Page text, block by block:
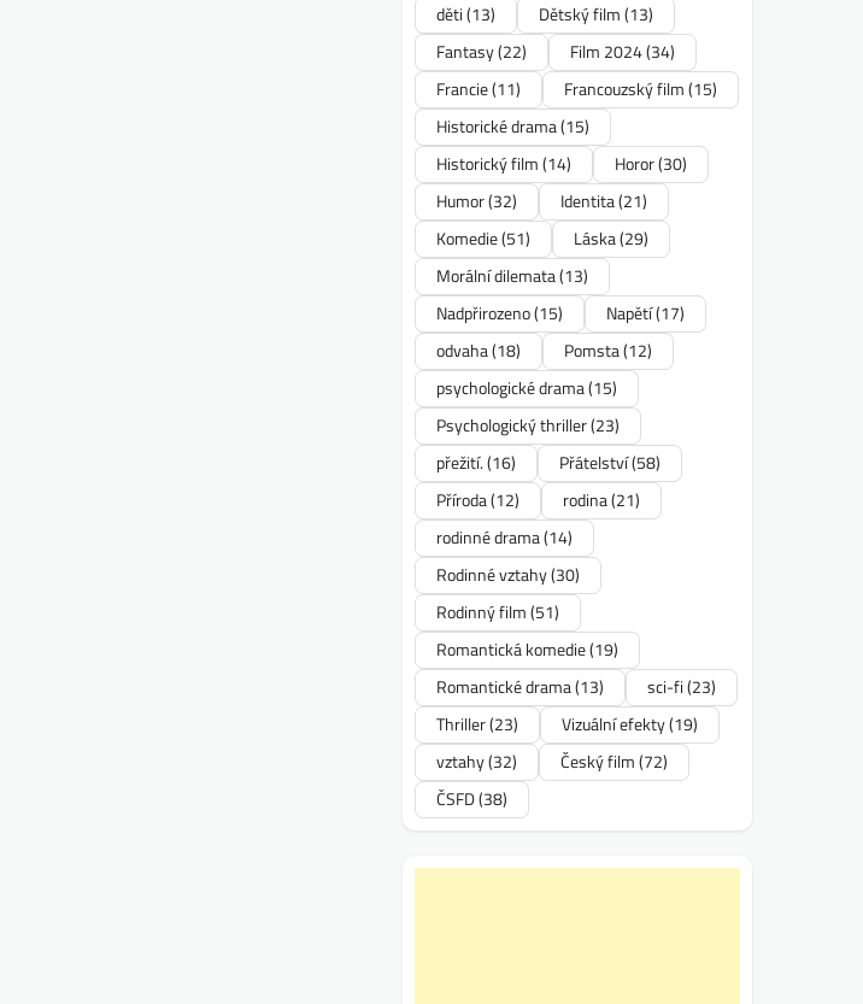
děti(13) Dětský film(13)
Fantasy(22) Film 2024(34)
Francie(11) Francouzský film(15)
Historické drama(15)
Historický film(14) Horor(30)
Humor(32) Identita(21)
Komedie(51) Láska(29)
Morální dilemata(13)
Nadpřirozeno(15) Napětí(17)
odvaha(18) Pomsta(12)
psychologické drama(15)
Psychologický thriller(23)
přežití.(16) Přátelství(58)
Příroda(12) rodina(21)
rodinné drama(14)
Rodinné vztahy(30)
Rodinný film(51)
Romantická komedie(19)
Romantické drama(13) sci-fi(23)
Thriller(23) Vizuální efekty(19)
vztahy(32) Český film(72)
ČSFD(38)